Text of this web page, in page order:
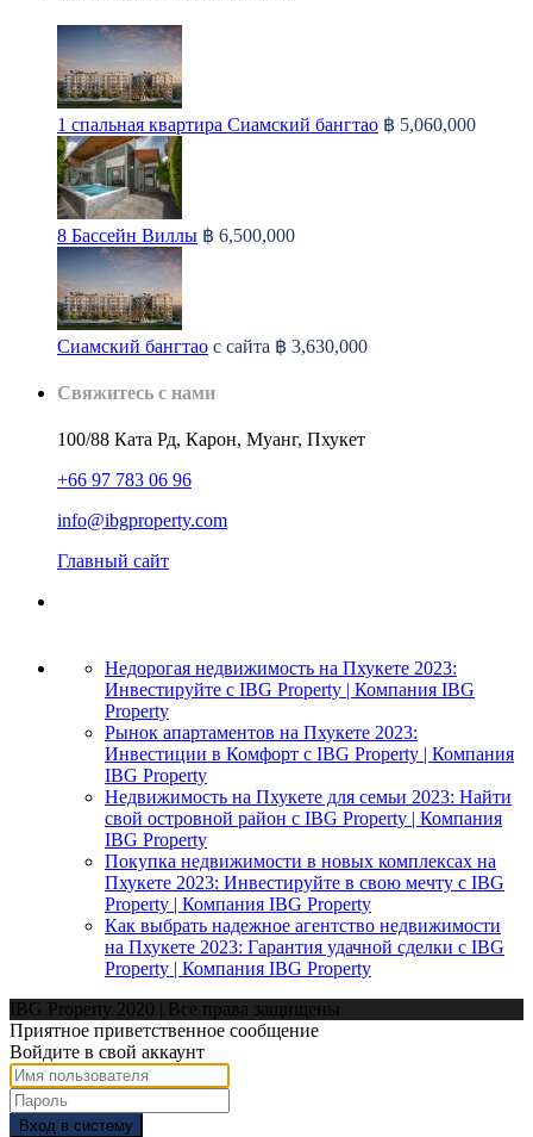
1 спальная квартира Сиамский бангтао ฿ 5,060,000
8 Бассейн Виллы ฿ 6,500,000
Сиамский бангтао с сайта ฿ 3,630,000
Свяжитесь с нами
100/88 Ката Рд, Карон, Муанг, Пхукет
+66 97 783 06 96
info@ibgproperty.com
Главный сайт
Недорогая недвижимость на Пхукете 2023:
Инвестируйте с IBG Property | Компания IBG
Property
Рынок апартаментов на Пхукете 2023:
Инвестиции в Комфорт с IBG Property | Компания
IBG Property
Недвижимость на Пхукете для семьи 2023: Найти
свой островной район с IBG Property | Компания
IBG Property
Покупка недвижимости в новых комплексах на
Пхукете 2023: Инвестируйте в свою мечту с IBG
Property | Компания IBG Property
Как выбрать надежное агентство недвижимости
на Пхукете 2023: Гарантия удачной сделки с IBG
Property | Компания IBG Property
IBG Property 2020 | Все права защищены
Приятное приветственное сообщение
Войдите в свой аккаунт
Вход в систему